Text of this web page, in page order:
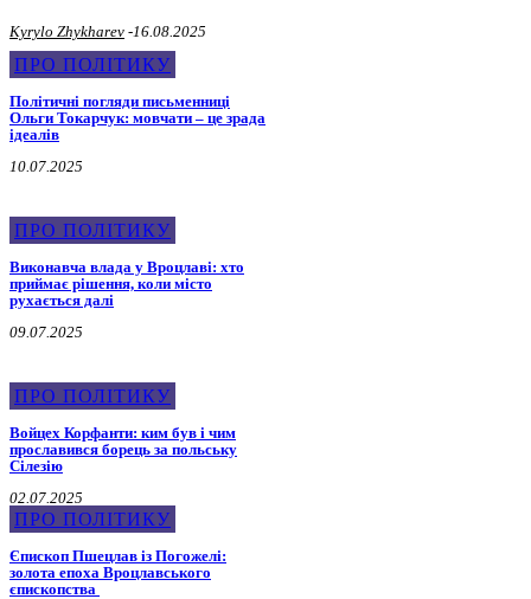
Kyrylo Zhykharev -16.08.2025
ПРО ПОЛІТИКУ
Політичні погляди письменниці
Ольги Токарчук: мовчати – це зрада
ідеалів
10.07.2025
ПРО ПОЛІТИКУ
Виконавча влада у Вроцлаві: хто
приймає рішення, коли місто
рухається далі
09.07.2025
ПРО ПОЛІТИКУ
Войцех Корфанти: ким був і чим
прославився борець за польську
Сілезію
02.07.2025
ПРО ПОЛІТИКУ
Єпископ Пшецлав із Погожелі:
золота епоха Вроцлавського
єпископства